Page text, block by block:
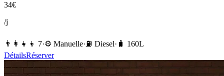
34€
/j
👨‍👩‍👧‍👦 7·⚙️ Manuelle·⛽️ Diesel· 🧳 160L
DétailsRéserver